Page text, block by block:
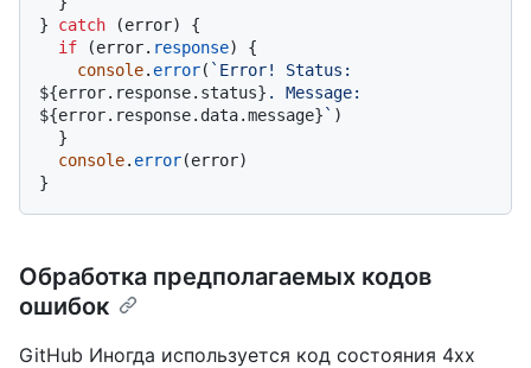
} catch (error) {
if (error. response) {
console. error(
${error.response.status}
${error.response.data.message} ` )
console. error(error)
Обработка предполагаемых кодов
ошибок
GitHub Иногда используется код состояния 4xx